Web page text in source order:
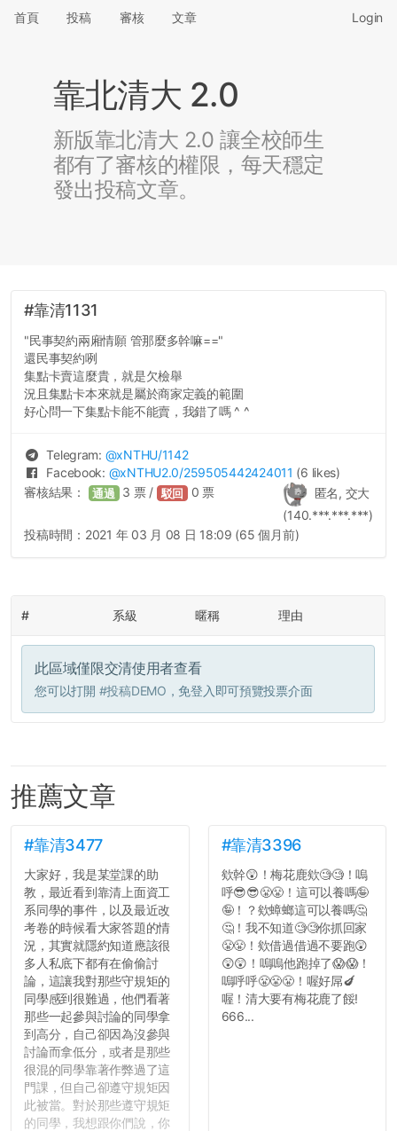
首頁 投稿 審核 文章 Login
靠北清大 2.0
新版靠北清大 2.0 讓全校師生
都有了審核的權限，每天穩定
發出投稿文章。
#靠清1131
"民事契約兩廂情願 管那麼多幹嘛=="
還民事契約咧
集點卡賣這麼貴，就是欠檢舉
況且集點卡本來就是屬於商家定義的範圍
好心問一下集點卡能不能賣，我錯了嗎 ^ ^
Telegram: @xNTHU/1142
Facebook: @xNTHU2.0/259505442424011 (6 likes)
匿名, 交大
(140.***.***.***)
審核結果： 通過 3 票 / 駁回 0 票
投稿時間： 2021 年 03 月 08 日 18:09 (65 個月前)
# 系級 暱稱 理由
此區域僅限交清使用者查看
您可以打開 #投稿DEMO ，免登入即可預覽投票介面
推薦文章
#靠清3477
大家好，我是某堂課的助
教，最近看到靠清上面資工
系同學的事件，以及最近改
考卷的時候看大家答題的情
況，其實就隱約知道應該很
多人私底下都有在偷偷討
論，這讓我對那些守規矩的
同學感到很難過，他們看著
那些一起參與討論的同學拿
到高分，自己卻因為沒參與
討論而拿低分，或者是那些
很混的同學靠著作弊過了這
門課，但自己卻遵守規矩因
此被當。對於那些遵守規矩
的同學，我想跟你們說，你
#靠清3396
欸幹😲！梅花鹿欸🧐🧐！嗚
呼😎😎😤😤！這可以養嗎🤪
🤪！？欸蟑螂這可以養嗎🤔
🤔！我不知道🧐🧐你抓回家
😤😤！欸借過借過不要跑😲
😲😲！嗚嗚他跑掉了😱😱！
嗚呼呼😤😤😤！喔好屌🍆
喔！清大要有梅花鹿了餒!
666...